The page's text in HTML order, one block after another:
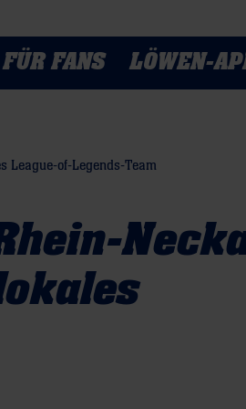
FÜR FANS LÖWEN-
League-of-Legends-Team